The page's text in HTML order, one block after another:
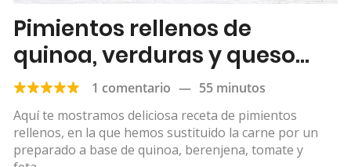
Pimientos rellenos de
quinoa, verduras y queso
feta
1 comentario — 55 minutos
Aquí te mostramos deliciosa receta de pimientos
rellenos, en la que hemos sustituido la carne por un
preparado a base de quinoa, berenjena, tomate y